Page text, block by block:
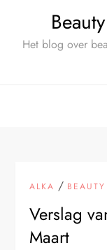
Het blog over
ALKA / BEAUTY
Verslag
Maart